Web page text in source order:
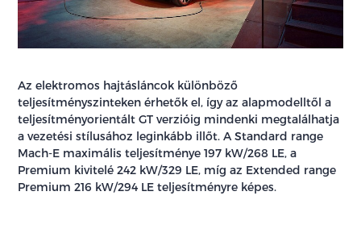
Az elektromos hajtásláncok különböző
teljesítményszinteken érhetők el, így az alapmodelltől a
teljesítményorientált GT verzióig mindenki megtalálhatja
a vezetési stílusához leginkább illőt. A Standard range
Mach-E maximális teljesítménye 197 kW/268 LE, a
Premium kivitelé 242 kW/329 LE, míg az Extended range
Premium 216 kW/294 LE teljesítményre képes.